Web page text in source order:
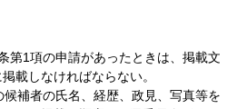
1項の申請があったときは、掲載文
載しなければならない。
補者の氏名、経歴、政見、写真等を